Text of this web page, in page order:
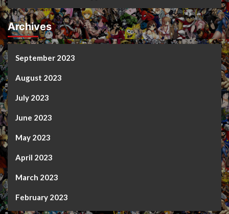
Archives
September 2023
August 2023
July 2023
June 2023
May 2023
April 2023
March 2023
February 2023